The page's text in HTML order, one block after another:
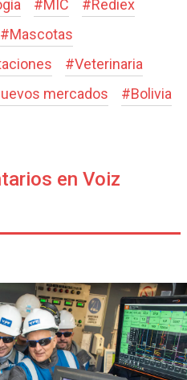
#MIC #Rediex
#Mascotas
#Veterinaria
mercados #Bolivia
en Voiz